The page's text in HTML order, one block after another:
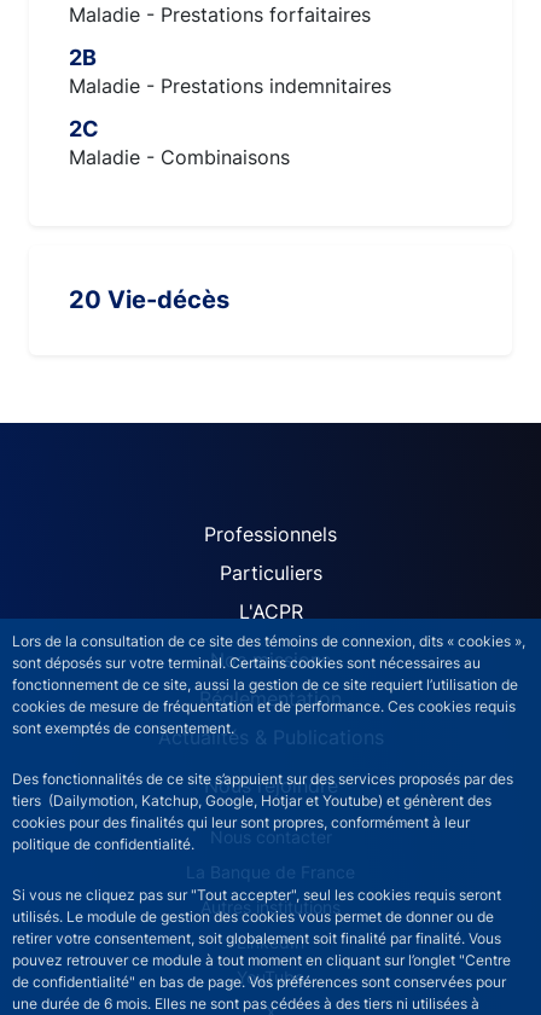
Lors de la consultation de ce site des témoins de connexion, dits « cookies »,
sont déposés sur votre terminal. Certains cookies sont nécessaires au
fonctionnement de ce site, aussi la gestion de ce site requiert l’utilisation de
cookies de mesure de fréquentation et de performance. Ces cookies requis
sont exemptés de consentement.
Des fonctionnalités de ce site s’appuient sur des services proposés par des
tiers (Dailymotion, Katchup, Google, Hotjar et Youtube) et génèrent des
cookies pour des finalités qui leur sont propres, conformément à leur
politique de confidentialité.
Si vous ne cliquez pas sur "Tout accepter", seul les cookies requis seront
utilisés. Le module de gestion des cookies vous permet de donner ou de
retirer votre consentement, soit globalement soit finalité par finalité. Vous
pouvez retrouver ce module à tout moment en cliquant sur l’onglet "Centre
de confidentialité" en bas de page. Vos préférences sont conservées pour
une durée de 6 mois. Elles ne sont pas cédées à des tiers ni utilisées à
Maladie - Prestations forfaitaires
2B
Maladie - Prestations indemnitaires
2C
Maladie - Combinaisons
20 Vie-décès
ACPR site navigation
Professionnels
Particuliers
L'ACPR
Nos missions
Réglementation
Actualités & Publications
Nous rejoindre
ACPR footer secondary menu (French)
Nous contacter
La Banque de France
Autres institutions
LinkedIn
YouTube